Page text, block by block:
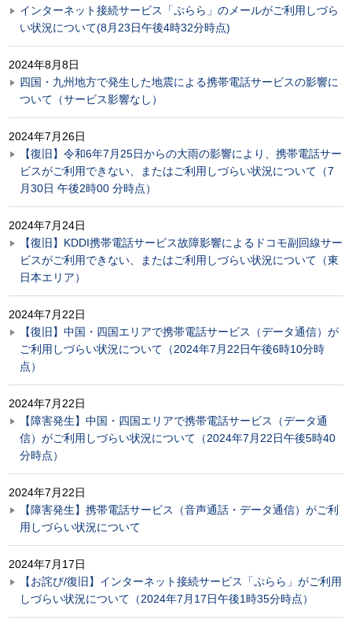
インターネット接続サービス「ぷらら」のメールがご利用しづら
い状況について(8月23日午後4時32分時点)
2024年8月8日
四国・九州地方で発生した地震による携帯電話サービスの影響に
ついて（サービス影響なし）
2024年7月26日
【復旧】令和6年7月25日からの大雨の影響により、携帯電話サー
ビスがご利用できない、またはご利用しづらい状況について（7
月30日 午後2時00 分時点）
2024年7月24日
【復旧】KDDI携帯電話サービス故障影響によるドコモ副回線サー
ビスがご利用できない、またはご利用しづらい状況について（東
日本エリア）
2024年7月22日
【復旧】中国・四国エリアで携帯電話サービス（データ通信）が
ご利用しづらい状況について（2024年7月22日午後6時10分時
点）
2024年7月22日
【障害発生】中国・四国エリアで携帯電話サービス（データ通
信）がご利用しづらい状況について（2024年7月22日午後5時40
分時点）
2024年7月22日
【障害発生】携帯電話サービス（音声通話・データ通信）がご利
用しづらい状況について
2024年7月17日
【お詫び/復旧】インターネット接続サービス「ぷらら」がご利用
しづらい状況について（2024年7月17日午後1時35分時点）